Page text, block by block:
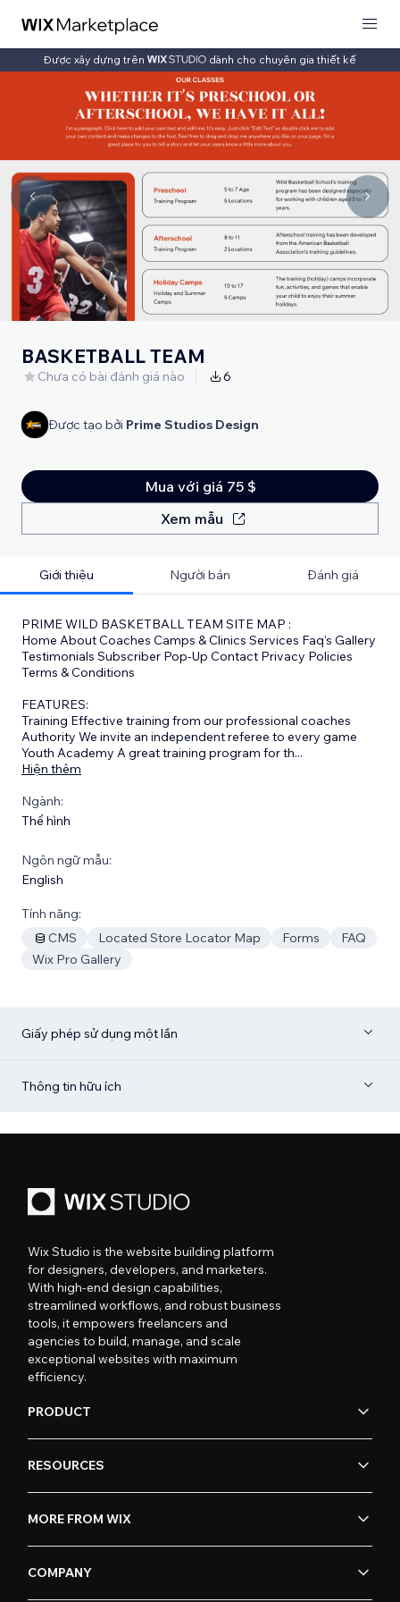
Được xây dựng trên dành cho chuyên gia thiết kế
BASKETBALL TEAM
Chưa có bài đánh giá nào 6
Được tạo bởi Prime Studios Design
Mua với giá 75 $
Xem mẫu
Giới thiệu Người bán Đánh giá
PRIME WILD BASKETBALL TEAM SITE MAP :
Home About Coaches Camps & Clinics Services Faq's Gallery
Testimonials Subscriber Pop-Up Contact Privacy Policies
Terms & Conditions
FEATURES:
Training Effective training from our professional coaches
Authority We invite an independent referee to every game
Youth Academy A great training program for th...
Hiện thêm
Ngành:
Thể hình
Ngôn ngữ mẫu:
English
Tính năng:
CMS
Located Store Locator Map Forms
FAQ
Wix Pro Gallery
Giấy phép sử dụng một lần
Thông tin hữu ích
Wix Studio is the website building platform
for designers, developers, and marketers.
With high-end design capabilities,
streamlined workflows, and robust business
tools, it empowers freelancers and
agencies to build, manage, and scale
exceptional websites with maximum
efficiency.
PRODUCT
RESOURCES
MORE FROM WIX
COMPANY